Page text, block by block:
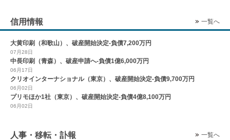
信用情報 一覧へ
大黄印刷（和歌山）、破産開始決定-負債7,200万円
07月28日
中長印刷（青森）、破産申請へ-負債1億6,000万円
06月17日
クリオインターナショナル（東京）、破産開始決定-負債9,700万円
06月02日
プリモほか1社（東京）、破産開始決定-負債4億8,100万円
06月02日
人事・移転・訃報 一覧へ